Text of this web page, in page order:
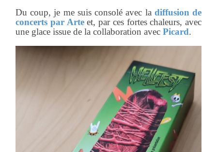
Du coup, je me suis consolé avec la diffusion de
concerts par Arteet, par ces fortes chaleurs, avec
une glace issue de la collaboration avec Picard.